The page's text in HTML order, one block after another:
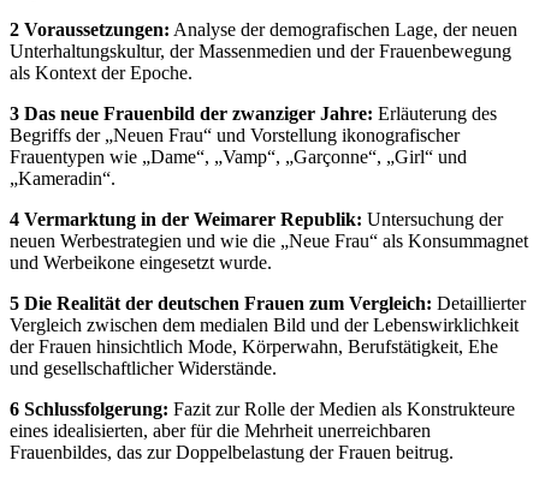
2 Voraussetzungen: Analyse der demografischen Lage, der neuen
Unterhaltungskultur, der Massenmedien und der Frauenbewegung
als Kontext der Epoche.
3 Das neue Frauenbild der zwanziger Jahre: Erläuterung des
Begriffs der „Neuen Frau“ und Vorstellung ikonografischer
Frauentypen wie „Dame“, „Vamp“, „Garçonne“, „Girl“ und
„Kameradin“.
4 Vermarktung in der Weimarer Republik: Untersuchung der
neuen Werbestrategien und wie die „Neue Frau“ als Konsummagnet
und Werbeikone eingesetzt wurde.
5 Die Realität der deutschen Frauen zum Vergleich: Detaillierter
Vergleich zwischen dem medialen Bild und der Lebenswirklichkeit
der Frauen hinsichtlich Mode, Körperwahn, Berufstätigkeit, Ehe
und gesellschaftlicher Widerstände.
6 Schlussfolgerung: Fazit zur Rolle der Medien als Konstrukteure
eines idealisierten, aber für die Mehrheit unerreichbaren
Frauenbildes, das zur Doppelbelastung der Frauen beitrug.